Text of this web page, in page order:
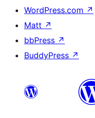
WordPress.com ↗
Matt ↗
bbPress ↗
BuddyPress ↗